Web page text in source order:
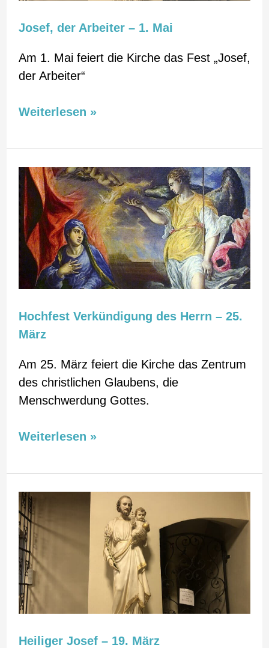
Josef, der Arbeiter – 1. Mai
Am 1. Mai feiert die Kirche das Fest „Josef,
der Arbeiter“
Weiterlesen »
Hochfest Verkündigung des Herrn – 25.
März
Am 25. März feiert die Kirche das Zentrum
des christlichen Glaubens, die
Menschwerdung Gottes.
Hochfest
Verkündigung
des
Herrn
–
25.
März
Weiterlesen »
Heiliger Josef – 19. März
Heiliger
Josef
–
19.
März